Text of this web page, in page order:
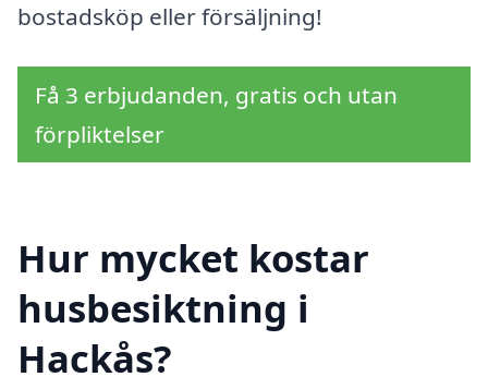
bostadsköp eller försäljning!
Få 3 erbjudanden, gratis och utan
förpliktelser
Hur mycket kostar
husbesiktning i
Hackås?